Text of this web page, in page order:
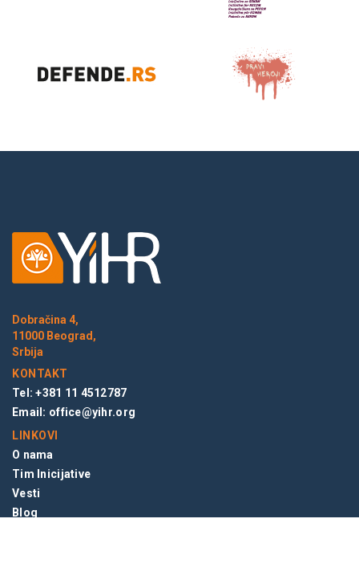
Dobračina 4,
11000 Beograd,
Srbija
KONTAKT
Tel: +381 11 4512787
Email: office@yihr.org
LINKOVI
O nama
Tim Inicijative
Vesti
Blog